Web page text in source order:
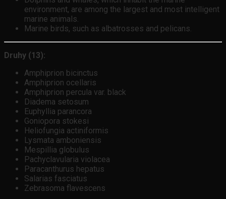
environment, are among the largest and most intelligent
marine animals.
Marine birds, such as albatrosses and pelicans.
Druhy (13):
Amphiprion bicinctus
Amphiprion ocellaris
Amphiprion percula var. black
Diadema setosum
Euphyllia parancora
Goniopora stokesi
Heliofungia actiniformis
Lysmata amboniensis
Mespillia globulus
Pachyclavularia violacea
Paracanthurus hepatus
Salarias fasciatus
Zebrasoma flavescens